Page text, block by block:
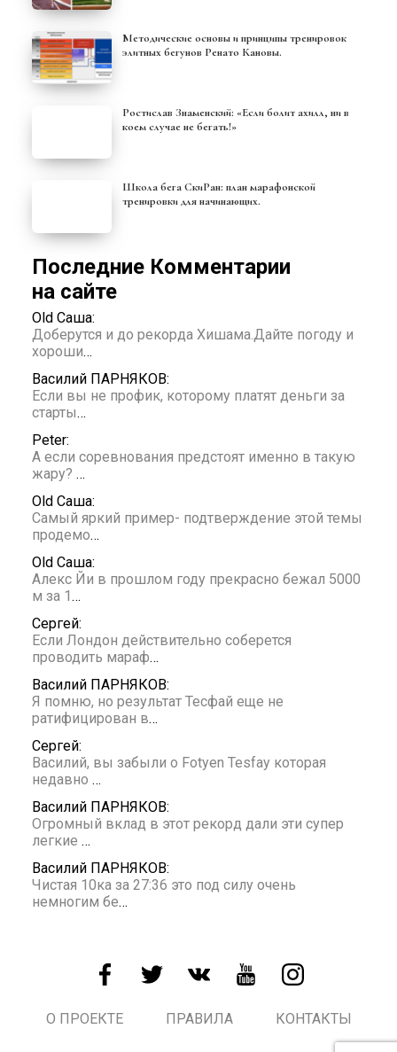
Методические основы и принципы тренировок
элитных бегунов Ренато Кановы.
Ростислав Знаменский: «Если болит ахилл, ни в
коем случае не бегать!»
Школа бега СкиРан: план марафонской
тренировки для начинающих.
Последние Комментарии
на сайте
Old Саша:
Доберутся и до рекорда Хишама.Дайте погоду и
хороши…
Василий ПАРНЯКОВ:
Если вы не профик, которому платят деньги за
старты…
Peter:
А если соревнования предстоят именно в такую
жару? …
Old Саша:
Самый яркий пример- подтверждение этой темы
продемо…
Old Саша:
Алекс Йи в прошлом году прекрасно бежал 5000
м за 1 …
Сергей:
Если Лондон действительно соберется
проводить мараф…
Василий ПАРНЯКОВ:
Я помню, но результат Тесфай еще не
ратифицирован в…
Сергей:
Василий, вы забыли о Fotyen Tesfay которая
недавно …
Василий ПАРНЯКОВ:
Огромный вклад в этот рекорд дали эти супер
легкие …
Василий ПАРНЯКОВ:
Чистая 10ка за 27:36 это под силу очень
немногим бе…
О ПРОЕКТЕ ПРАВИЛА КОНТАКТЫ